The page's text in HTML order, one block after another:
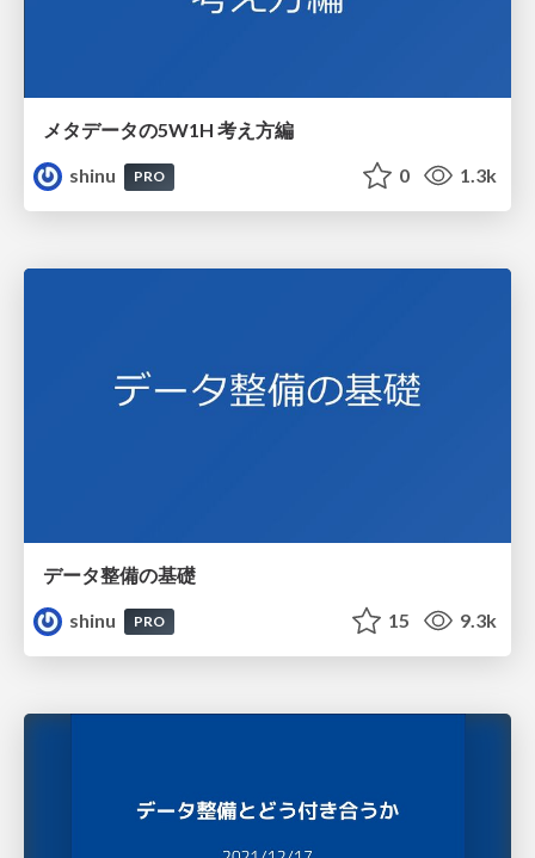
メタデータの5W1H 考え方編
shinu
PRO 0 1.3k
データ整備の基礎
shinu
PRO 15 9.3k